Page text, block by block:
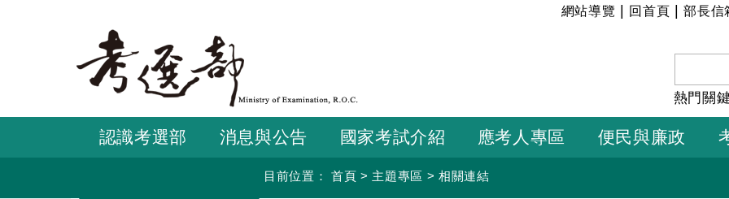
要
容
:::
網站導覽 回首頁 |部長信
熱門關
認識考選部 消息與公告 國家考試介紹 應考人專區 便民與廉政
目前位置： 首頁 > 主題專區 >相關連結